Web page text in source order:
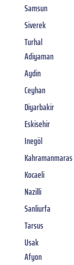
Samsun
Siverek
Turhal
Adiyaman
Aydin
Ceyhan
Diyarbakir
Eskisehir
Inegöl
Kahramanmaras
Kocaeli
Nazilli
Sanliurfa
Tarsus
Usak
Afyon